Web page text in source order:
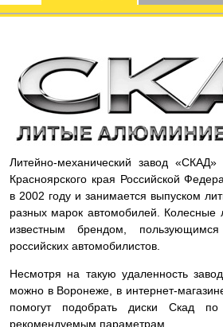
Литейно-механический завод «СКАД»
Красноярского края Российской
в 2002 году и занимается выпуском
разных марок автомобилей.
известным брендом,
российских автомобилистов.
Несмотря на такую удаленность
можно в Воронеже, в интернет-
помогут подобрать диски Скад
рекомендуемым параметрам.